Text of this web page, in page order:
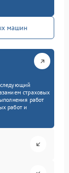
машин
страховых
работ
работ и